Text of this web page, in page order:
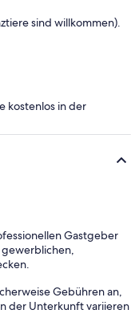
sind willkommen).
kostenlos in der
Gastgeber
Gebühren an,
der Unterkunft variieren